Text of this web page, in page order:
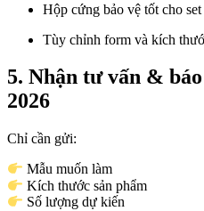
Hộp cứng bảo vệ tốt cho
Tùy chỉnh form và kích
5. Nhận tư vấn &
2026
Chỉ cần gửi:
Mẫu muốn làm
Kích thước sản phẩm
Số lượng dự kiến